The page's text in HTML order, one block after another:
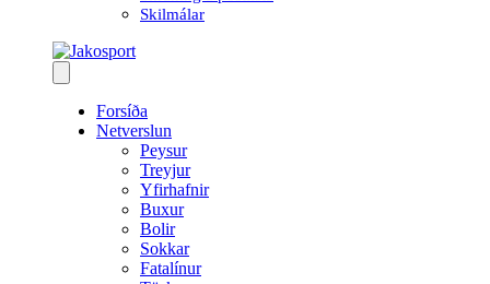
Skilmálar
Forsíða
Netverslun
Peysur
Treyjur
Yfirhafnir
Buxur
Bolir
Sokkar
Fatalínur